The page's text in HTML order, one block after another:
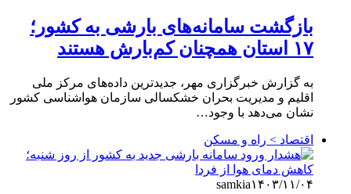
بازگشت سامانه‌های بارشی به کشور؛
۱۷ استان همچنان کم‌بارش هستند
به گزارش خبرگزاری مهر، جدیدترین داده‌های مرکز ملی
اقلیم و مدیریت بحران خشکسالی سازمان هواشناسی کشور
نشان می‌دهد با وجود…
اقتصاد > راه و مسکن
samkia۱۴۰۳/۱۱/۰۴